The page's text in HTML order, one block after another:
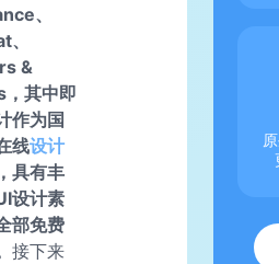
、
&
，其中即
作为国
线设计
具有丰
设计素
部免费
接下来